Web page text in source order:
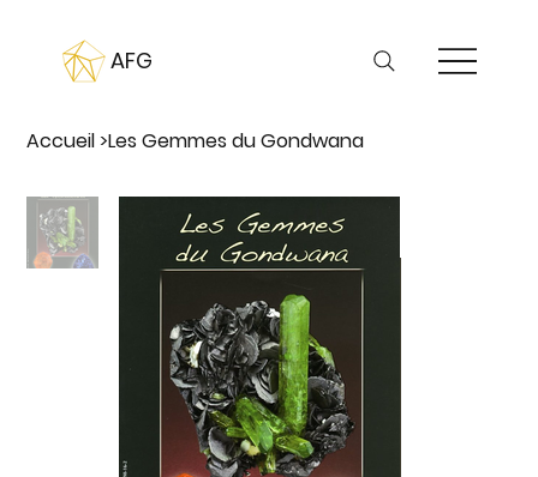
AFG
Accueil >Les Gemmes du Gondwana